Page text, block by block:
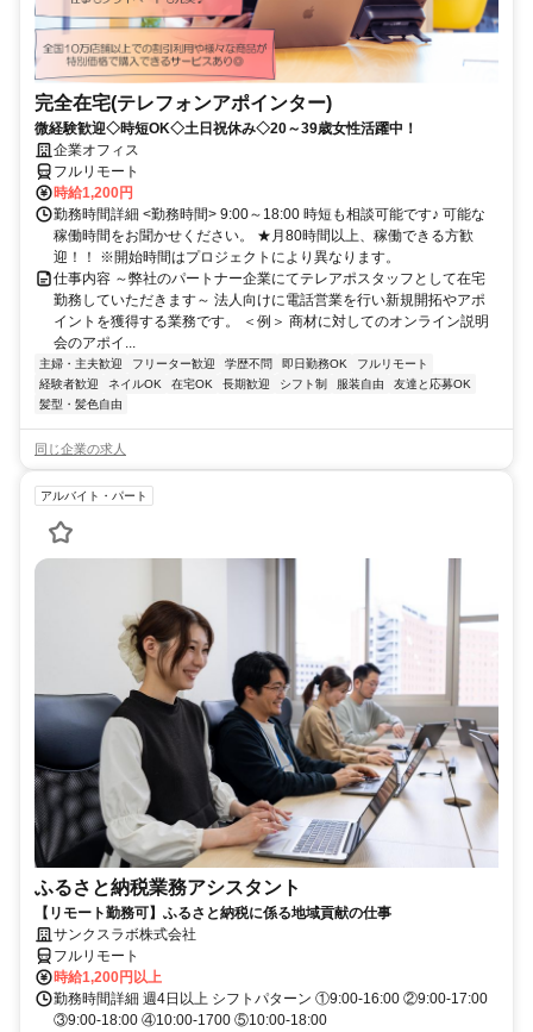
完全在宅(テレフォンアポインター)
微経験歓迎◇時短OK◇土日祝休み◇20～39歳女性活躍中！
企業オフィス
フルリモート
時給1,200円
勤務時間詳細 <勤務時間> 9:00～18:00 時短も相談可能です♪ 可能な
稼働時間をお聞かせください。 ★月80時間以上、稼働できる方歓
迎！！ ※開始時間はプロジェクトにより異なります。
仕事内容 ～弊社のパートナー企業にてテレアポスタッフとして在宅
勤務していただきます～ 法人向けに電話営業を行い新規開拓やアポ
イントを獲得する業務です。 ＜例＞ 商材に対してのオンライン説明
会のアポイ...
主婦・主夫歓迎 フリーター歓迎 学歴不問 即日勤務OK
フルリモート
経験者歓迎
ネイルOK 在宅OK 長期歓迎 シフト制 服装自由
友達と応募OK
髪型・髪色自由
同じ企業の求人
アルバイト・パート
ふるさと納税業務アシスタント
【リモート勤務可】ふるさと納税に係る地域貢献の仕事
サンクスラボ株式会社
フルリモート
時給1,200円以上
勤務時間詳細 週4日以上 シフトパターン ①9:00-16:00 ②9:00-17:00
③9:00-18:00 ④10:00-1700 ⑤10:00-18:00